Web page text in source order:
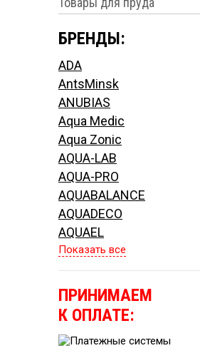
БРЕНДЫ:
ADA
AntsMinsk
ANUBIAS
Aqua Medic
Aqua Zonic
AQUA-LAB
AQUA-PRO
AQUABALANCE
AQUADECO
AQUAEL
Показать все
ПРИНИМАЕМ
К ОПЛАТЕ: